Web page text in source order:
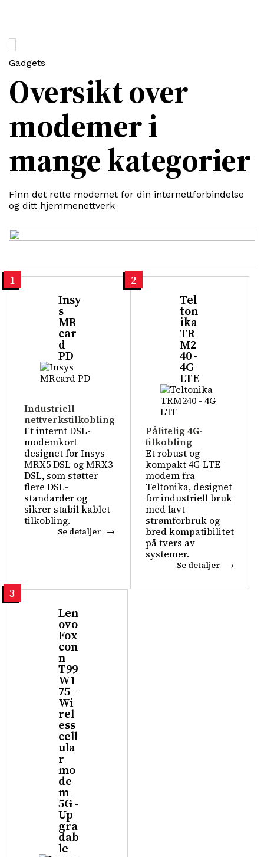
Oversikt over
modemer i
mange kategorier
Finn det rette modemet for din internettforbindelse
og ditt hjemmenettverk
Gadgets
1
Industriell
nettverkstilkobling
Insy
s
MR
car
d
PD
Et internt DSL-
modemkort
designet for Insys
MRX5 DSL og MRX3
DSL, som støtter
flere DSL-
standarder og
sikrer stabil kablet
tilkobling.
Se detaljer
2
Pålitelig 4G-
tilkobling
Tel
ton
ika
TR
M2
40 -
4G
LTE
Et robust og
kompakt 4G LTE-
modem fra
Teltonika, designet
for industriell bruk
med lavt
strømforbruk og
bred kompatibilitet
på tvers av
systemer.
Se detaljer
3
Len
ovo
Fox
con
n
T99
W1
75 -
Wi
rel
ess
cell
ula
r
mo
de
m -
5G -
Up
gra
dab
le